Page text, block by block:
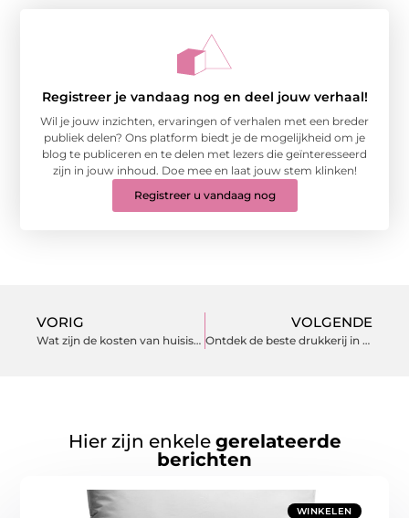
Registreer je vandaag nog en deel jouw verhaal!
Wil je jouw inzichten, ervaringen of verhalen met een breder
publiek delen? Ons platform biedt je de mogelijkheid om je
blog te publiceren en te delen met lezers die geïnteresseerd
zijn in jouw inhoud. Doe mee en laat jouw stem klinken!
Registreer u vandaag nog
VORIG
Wat zijn de kosten van huisisolatie?
VOLGENDE
Ontdek de beste drukkerij in Heerenveen voor jouw bedrijf
Hier zijn enkele gerelateerde
berichten
WINKELEN